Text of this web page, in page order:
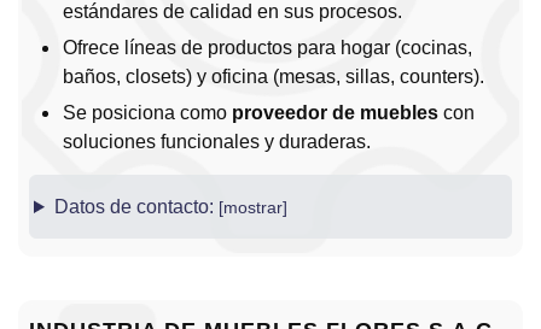
estándares de calidad en sus procesos.
Ofrece líneas de productos para hogar (cocinas,
baños, closets) y oficina (mesas, sillas, counters).
Se posiciona como proveedor de muebles con
soluciones funcionales y duraderas.
Datos de contacto: